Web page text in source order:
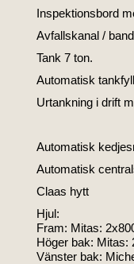
Inspektionsbord
Avfallskanal /
Tank 7 ton.
Automatisk
Urtankning i drift
Automatisk
Automatisk
Claas hytt
Hjul:
Fram: Mitas:
Höger bak: Mitas:
Vänster bak: